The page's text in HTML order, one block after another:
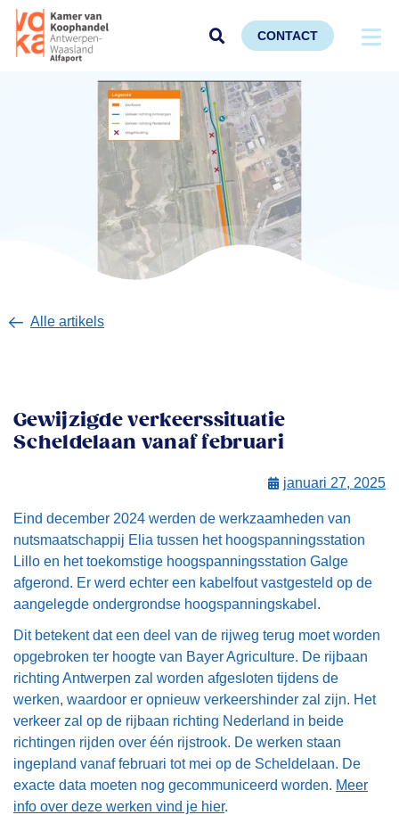
CONTACT
Alle artikels
Gewijzigde verkeerssituatie
Scheldelaan vanaf februari
januari 27, 2025
Eind december 2024 werden de werkzaamheden van
nutsmaatschappij Elia tussen het hoogspanningsstation
Lillo en het toekomstige hoogspanningsstation Galge
afgerond. Er werd echter een kabelfout vastgesteld op de
aangelegde ondergrondse hoogspanningskabel.
Dit betekent dat een deel van de rijweg terug moet worden
opgebroken ter hoogte van Bayer Agriculture. De rijbaan
richting Antwerpen zal worden afgesloten tijdens de
werken, waardoor er opnieuw verkeershinder zal zijn. Het
verkeer zal op de rijbaan richting Nederland in beide
richtingen rijden over één rijstrook. De werken staan
ingepland vanaf februari tot mei op de Scheldelaan. De
exacte data moeten nog gecommuniceerd worden. Meer
info over deze werken vind je hier.